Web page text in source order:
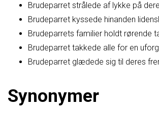
Brudeparret strålede af lykke på
Brudeparret kyssede hinanden
Brudeparrets familier holdt rørende
Brudeparret takkede alle for en
Brudeparret glædede sig til deres
Synonymer